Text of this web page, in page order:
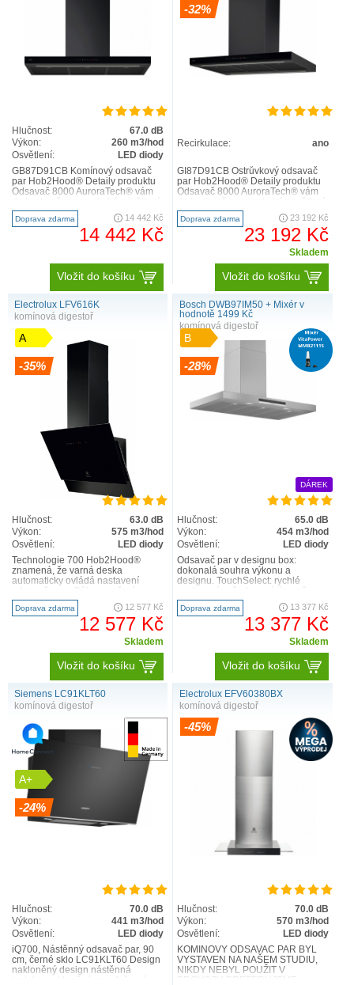
Hlučnost:
67.0 dB
Výkon:
260 m3/hod
Osvětlení:
LED diody
GB87D91CB Komínový odsavač
par Hob2Hood® Detaily produktu
Odsavač 8000 AuroraTech® vám
Podle denního času auto..
Doprava zdarma 14 442 Kč
14 442 Kč
Vložit do košíku
-32%
Recirkulace: ano
GI87D91CB Ostrůvkový odsavač
par Hob2Hood® Detaily produktu
Odsavač 8000 AuroraTech® vám
Podle denního času au..
Doprava zdarma 23 192 Kč
23 192 Kč
Skladem
Vložit do košíku
Electrolux LFV616K
komínová digestoř
A
-35%
Hlučnost:
63.0 dB
Výkon:
575 m3/hod
Osvětlení:
LED diody
Technologie 700 Hob2Hood®
znamená, že varná deska
automaticky ovládá nastavení
upravuje intenzitu odsávání buď
podle teplot..
Doprava zdarma 12 577 Kč
12 577 Kč
Skladem
Vložit do košíku
Bosch DWB97IM50 + Mixér v
hodnotě 1499 Kč
komínová digestoř
B
-28%
DÁREK
Hlučnost:
65.0 dB
Výkon:
454 m3/hod
Osvětlení:
LED diody
Odsavač par v designu box:
dokonalá souhra výkonu a
designu. TouchSelect: rychlé
odvětrávání a intenzity světla. V..
Doprava zdarma 13 377 Kč
13 377 Kč
Skladem
Vložit do košíku
Siemens LC91KLT60
komínová digestoř
A+
-24%
Hlučnost:
70.0 dB
Výkon:
441 m3/hod
Osvětlení:
LED diody
iQ700, Nástěnný odsavač par, 90
cm, černé sklo LC91KLT60 Design
nakloněný design nástěnná
Electrolux EFV60380BX
komínová digestoř
-45%
Hlučnost:
70.0 dB
Výkon:
570 m3/hod
Osvětlení:
LED diody
KOMÍNOVÝ ODSAVAČ PAR BYL
VYSTAVEN NA NAŠEM STUDIU,
NIKDY NEBYL POUŽIT V